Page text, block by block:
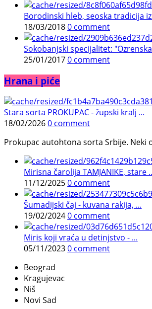
Borodinski hleb, seoska tradicija iz
18/03/20180 comment
Sokobanjski specijalitet:
25/01/20170 comment
Hrana i piće
Stara sorta PROKUPAC - župski kralj ...
18/02/20260 comment
Prokupac autohtona sorta Srbije. Neki
Mirisna čarolija TAMJANIKE, stare
11/12/20250 comment
Šumadijski čaj - kuvana rakija, ...
19/02/20240 comment
Miris koji vraća u detinjstvo - ...
05/11/20230 comment
Beograd
Kragujevac
Niš
Novi Sad